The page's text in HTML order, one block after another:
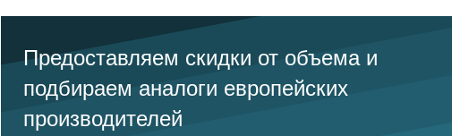
Предоставляем скидки от объема и
подбираем аналоги европейских
производителей